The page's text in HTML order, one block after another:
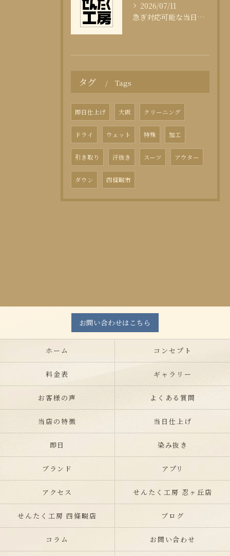
2026/07/11
急ぎ対応可能な当日クリーニングの実態
タグ Tags
即日仕上げ 大阪 クリーニング
ドライ ウェット 特殊 加工
引き取り 汗抜き スーツ アウター
ダウン 四條畷市
お問い合わせはこちら
ホーム コンセプト
料金表 ギャラリー
お客様の声 よくある質問
当店の特徴 当日仕上げ
即日 染み抜き
ブランド アプリ
アクセス せんたく工房 忍ヶ丘店
せんたく工房 四條畷店 ブログ
コラム お問い合わせ